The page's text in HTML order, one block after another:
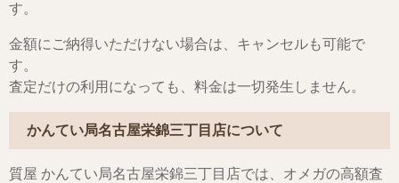
す。
金額にご納得いただけない場合は、キャンセルも可能で
す。
査定だけの利用になっても、料金は一切発生しません。
かんてい局名古屋栄錦三丁目店について
質屋 かんてい局名古屋栄錦三丁目店では、オメガの高額査